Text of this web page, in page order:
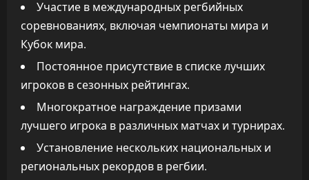
Участие в международных регбийных
соревнованиях, включая чемпионаты мира и
Кубок мира.
Постоянное присутствие в списке лучших
игроков в сезонных рейтингах.
Многократное награждение призами
лучшего игрока в различных матчах и турнирах.
Установление нескольких национальных и
региональных рекордов в регбии.